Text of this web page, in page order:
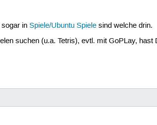
in Spiele/Ubuntu Spielesind welche drin.
suchen (u.a. Tetris), evtl. mit GoPLay, hast